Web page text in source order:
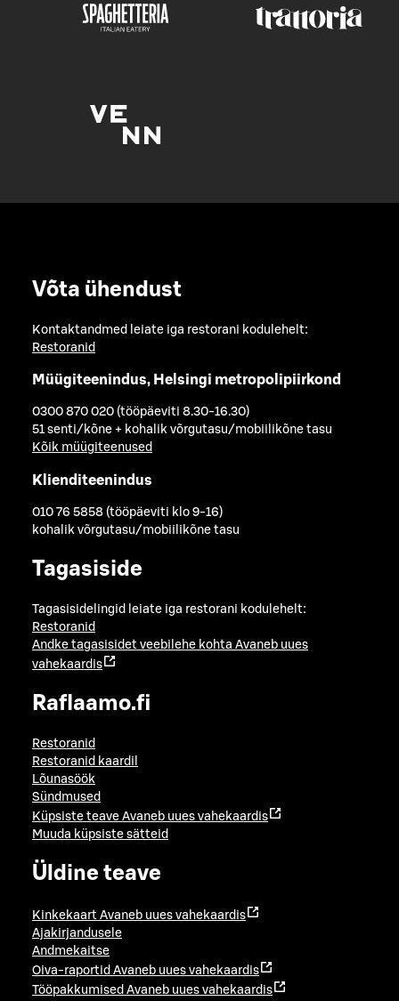
Võta ühendust
Kontaktandmed leiate iga restorani kodulehelt:
Restoranid
Müügiteenindus, Helsingi metropolipiirkond
0300 870 020 (tööpäeviti 8.30-16.30)
51 senti/kõne + kohalik võrgutasu/mobiilikõne tasu
Kõik müügiteenused
Klienditeenindus
010 76 5858 (tööpäeviti klo 9-16)
kohalik võrgutasu/mobiilikõne tasu
Tagasiside
Tagasisidelingid leiate iga restorani kodulehelt:
Restoranid
Andke tagasisidet veebilehe kohta Avaneb uues
vahekaardis
Raflaamo.fi
Restoranid
Restoranid kaardil
Lõunasöök
Sündmused
Küpsiste teave Avaneb uues vahekaardis
Muuda küpsiste sätteid
Üldine teave
Kinkekaart Avaneb uues vahekaardis
Ajakirjandusele
Andmekaitse
Oiva-raportid Avaneb uues vahekaardis
Tööpakkumised Avaneb uues vahekaardis